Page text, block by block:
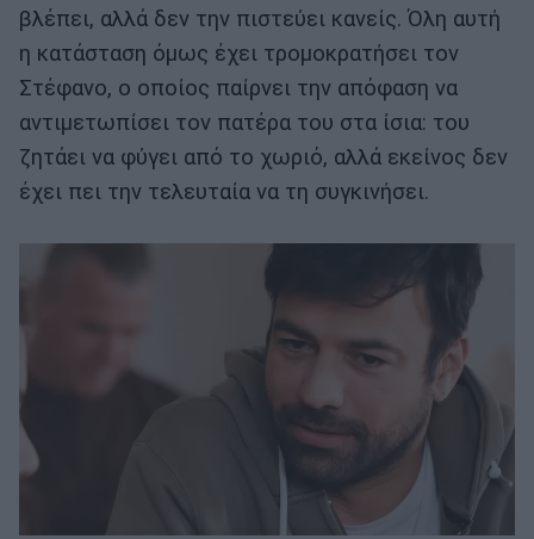
βλέπει, αλλά δεν την πιστεύει κανείς. Όλη αυτή
η κατάσταση όμως έχει τρομοκρατήσει τον
Στέφανο, ο οποίος παίρνει την απόφαση να
αντιμετωπίσει τον πατέρα του στα ίσια: του
ζητάει να φύγει από το χωριό, αλλά εκείνος δεν
έχει πει την τελευταία να τη συγκινήσει.